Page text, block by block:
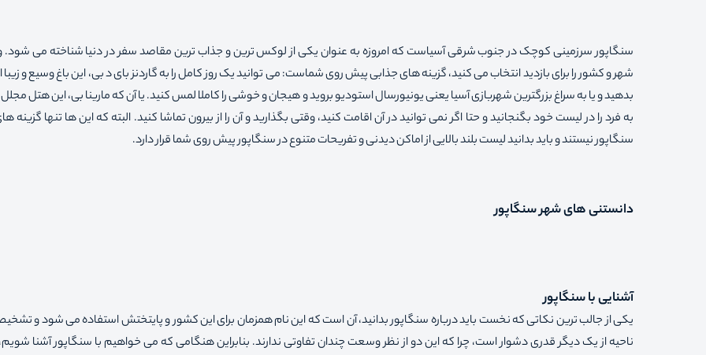
سنگاپور سرزمینی کوچک در جنوب شرقی آسیاست که امروزه به عنوان یکی از لوکس ترین و جذاب ترین مقاصد سفر در دنیا شناخته می شود.
شهر و کشور را برای بازدید انتخاب می کنید، گزینه های جذابی پیش روی شماست: می توانید یک روز کامل را به گاردنز بای د بی، این باغ وسیع و
بدهید و یا به سراغ بزرگترین شهربازی آسیا یعنی یونیورسال استودیو بروید و هیجان و خوشی را کاملا لمس کنید. یا آن که مارینا بی، این هتل
به فرد را در لیست خود بگنجانید و حتا اگر نمی توانید در آن اقامت کنید، وقتی بگذارید و آن را از بیرون تماشا کنید. البته که این ها تنها گزینه
سنگاپور نیستند و باید بدانید لیست بلند بالایی از اماکن دیدنی و تفریحات متنوع در سنگاپور پیش روی شما قرار دارد.
دانستنی های شهر سنگاپور
آشنایی با سنگاپور
یکی از جالب ترین نکاتی که نخست باید درباره سنگاپور بدانید، آن است که این نام همزمان برای این کشور و پایتختش استفاده می شود و
ناحیه از یک دیگر قدری دشوار است، چرا که این دو از نظر وسعت چندان تفاوتی ندارند. بنابراین هنگامی که می خواهیم با سنگاپور آشنا